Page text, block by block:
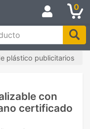
0
plástico publicitarios
con
certificado